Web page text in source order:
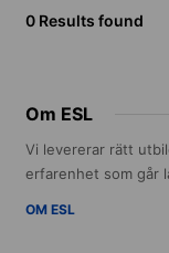
0 Results found
Om ESL
Vi levererar rätt
erfarenhet som går
OM ESL